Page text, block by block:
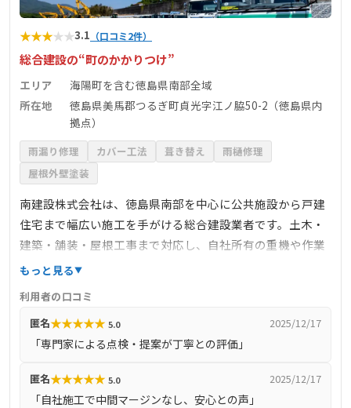
★★★★★3.1 （口コミ2件）
総合建設の“町のかかりつけ”
エリア
海陽町を含む徳島県南部全域
所在地
徳島県美馬郡つるぎ町貞光字江ノ脇50-2（徳島県内
拠点）
雨漏り修理 カバー工法 葺き替え
雨樋修理
屋根外壁塗装
南建設株式会社は、徳島県南部を中心に公共施設から戸建
住宅まで幅広い施工を手がける総合建設業者です。土木・
建築・舗装・屋根工事まで対応し、自社所有の重機や作業
車を活かした迅速な対応が可能。地域貢献として地元施設
ています。屋根工事は、公共施設の改修（例：バーベキュ
ーハウスの屋根カバー工法）から住宅の屋根葺き替え、雨
樋交換など幅広く対応。ICT施工も取り入れ、熟練スタッ
民に寄り添う会社です。
もっと見る
利用者の口コミ
匿名★★★★★ 5.0 2025/12/17
「専門家による点検・提案が丁寧との評価」
匿名★★★★★ 5.0 2025/12/17
「自社施工で中間マージンなし、安心との声」